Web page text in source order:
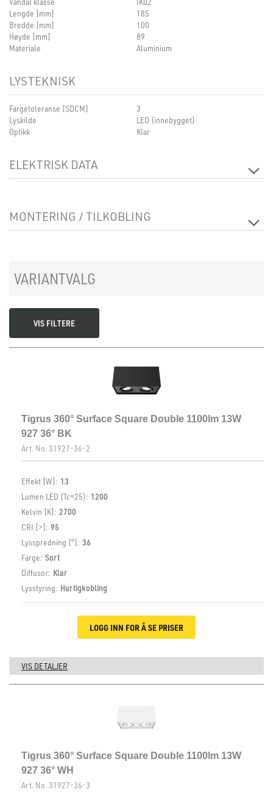
Lengde [mm]
185
Bredde [mm]
100
Høyde [mm]
89
Materiale
Aluminium
LYSTEKNISK
Fargetoleranse [SDCM]
3
Lyskilde
LED (innebygget)
Optikk
Klar
ELEKTRISK DATA
Sokkel
N/A
MONTERING / TILKOBLING
VARIANTVALG
VIS FILTERE
Tigrus 360° Surface Square Double 1100lm 13W
927 36° BK
Art. No. 31927-36-2
Effekt [W]: 13
Lumen LED (Tc=25): 1200
Kelvin [K]: 2700
CRI [>]: 95
Lysspredning [°]: 36
Farge: Sort
Diffusor: Klar
Lysstyring: Hurtigkobling
LOGG INN FOR Å SE PRISER
VIS DETALJER
Tigrus 360° Surface Square Double 1100lm 13W
927 36° WH
Art. No. 31927-36-3